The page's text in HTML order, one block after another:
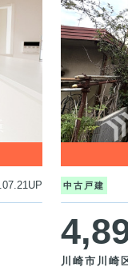
中古戸建
川崎市川崎